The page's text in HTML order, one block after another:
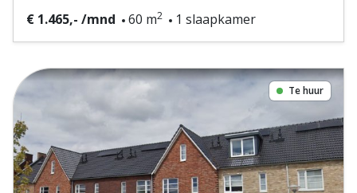
€ 1.465,- /mnd 60 m2 1 slaapkamer
Te huur